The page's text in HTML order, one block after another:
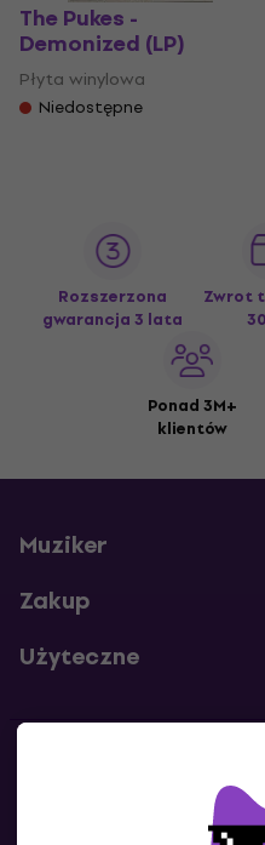
The Pukes -
Demonized (LP)
Płyta winylowa
Niedostępne
Rozszerzona
gwarancja 3 lata
Zwrot
Ponad 3M+
klientów
Muziker
Zakup
Użyteczne